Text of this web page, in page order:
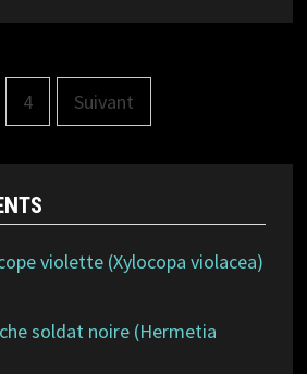
4 Suivant
violette (Xylocopa violacea)
soldat noire (Hermetia